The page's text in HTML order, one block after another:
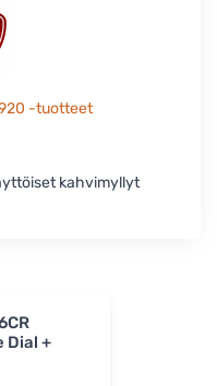
-tuotteet
kahvimyllyt
Dial +